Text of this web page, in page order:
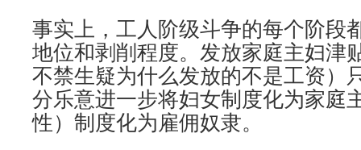
事实上，工人阶级斗争的每个阶段
地位和剥削程度。发放家庭主妇津
不禁生疑为什么发放的不是工资）
分乐意进一步将妇女制度化为家庭
性）制度化为雇佣奴隶。